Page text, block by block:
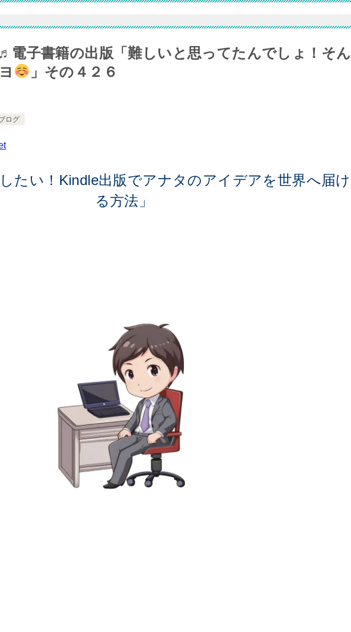
電子書籍の出版「難しいと思ってたんでしょ！そん
」その４２６
ログ
したい！Kindle出版でアナタのアイデアを世界へ届け
る方法」